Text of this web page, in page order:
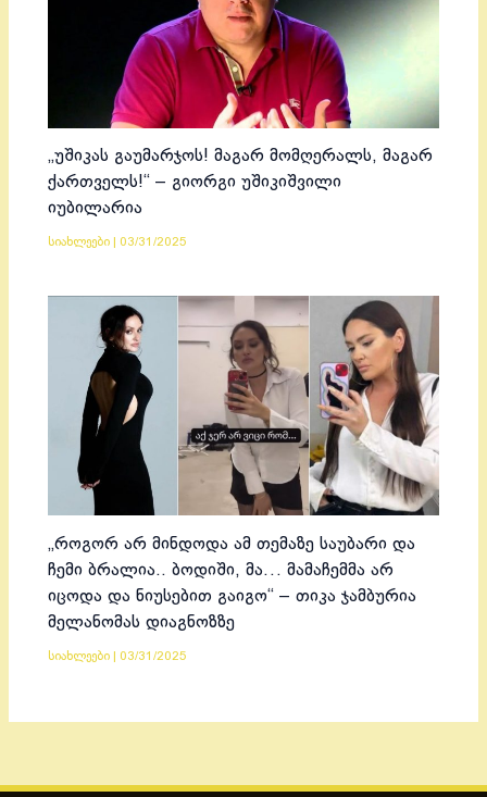
„უშიკას გაუმარჯოს! მაგარ მომღერალს, მაგარ
ქართველს!“ – გიორგი უშიკიშვილი
იუბილარია
სიახლეები 03/31/2025
„როგორ არ მინდოდა ამ თემაზე საუბარი და
ჩემი ბრალია.. ბოდიში, მა… მამაჩემმა არ
იცოდა და ნიუსებით გაიგო“ – თიკა ჯამბურია
მელანომას დიაგნოზზე
სიახლეები 03/31/2025